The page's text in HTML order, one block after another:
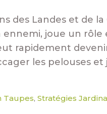
des Landes et de
joue un rôle
rapidement
les pelouses
Taupes, Stratégies